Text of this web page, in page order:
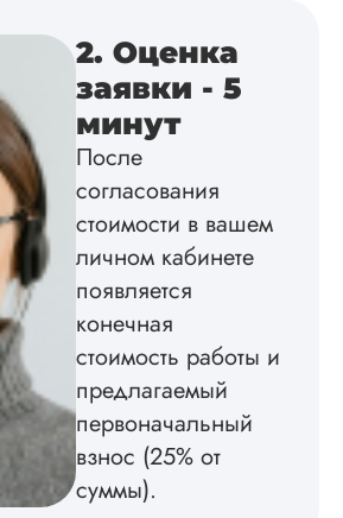
оформил и провел
подробное
экспериментов,
дальше заказывать
работы здесь.
Вид работы:
2. Оценка
заявки - 5
минут
После
согласования
стоимости в вашем
личном кабинете
появляется
конечная
стоимость работы и
предлагаемый
первоначальный
взнос (25% от
суммы).